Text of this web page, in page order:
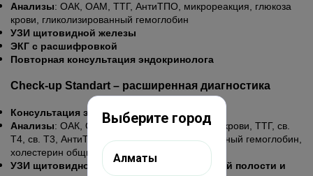
Анализы: ОАК, ОАМ, ТТГ, АнтиТПО, микрореакция, глюкоза
крови, гликолизированный гемоглобин
УЗИ щитовидной железы
ЭКГ с расшифровкой
Повторная консультация эндокринолога
Check-up Standart – расширенная диагностика
Консультация эндокринолога
Анализы: ОАК, ОАМ, микрореакция, глюкоза крови, ТТГ, св.
Т4, св. Т3, АнтиТПО, инсулин, гликолизированный гемоглобин,
холестерин общий, витамин D
УЗИ щитовидной железы, органов брюшной полости и
Выберите город
Алматы